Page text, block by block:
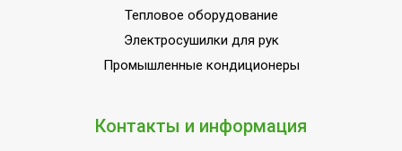
Объем внутреннего бака 72
Защита от коррозии;Защита
накипи;Защита от
включения;Индикация
текущей температуры;Класс
Тепловое оборудование
Электросушилки для рук
Промышленные кондиционеры
Контакты и информация